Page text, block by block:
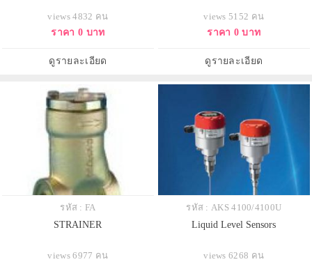
views 4832 คน
ราคา 0 บาท
ดูรายละเอียด
views 5152 คน
ราคา 0 บาท
ดูรายละเอียด
รหัส : FA
STRAINER
views 6977 คน
รหัส : AKS 4100/4100U
Liquid Level Sensors
views 6268 คน